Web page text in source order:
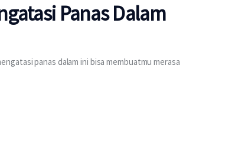
Panas Dalam
panas dalam ini bisa membuatmu merasa